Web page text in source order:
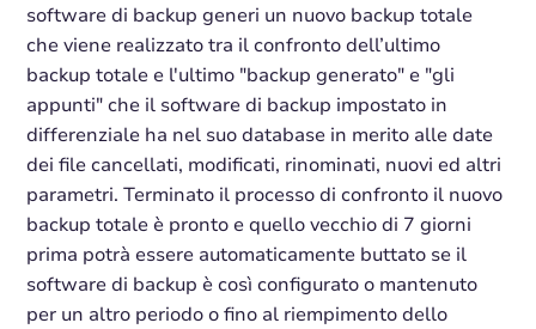
software di backup generi un nuovo backup totale
che viene realizzato tra il confronto dell’ultimo
backup totale e l'ultimo "backup generato" e "gli
appunti" che il software di backup impostato in
differenziale ha nel suo database in merito alle date
dei file cancellati, modificati, rinominati, nuovi ed altri
parametri. Terminato il processo di confronto il nuovo
backup totale è pronto e quello vecchio di 7 giorni
prima potrà essere automaticamente buttato se il
software di backup è così configurato o mantenuto
per un altro periodo o fino al riempimento dello